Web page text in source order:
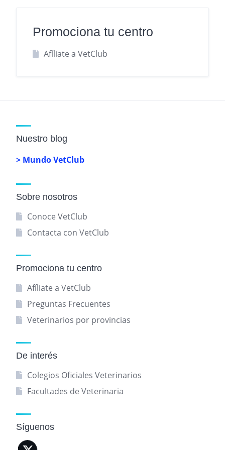
Promociona tu centro
Afíliate a VetClub
Nuestro blog
> Mundo VetClub
Sobre nosotros
Conoce VetClub
Contacta con VetClub
Promociona tu centro
Afíliate a VetClub
Preguntas Frecuentes
Veterinarios por provincias
De interés
Colegios Oficiales Veterinarios
Facultades de Veterinaria
Síguenos